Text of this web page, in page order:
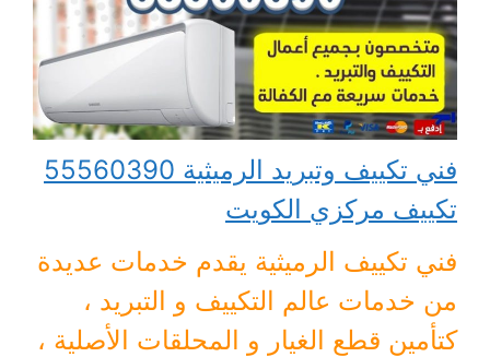
فني تكييف وتبريد الرميثية 55560390
تكييف مركزي الكويت
فني تكييف الرميثية يقدم خدمات عديدة
من خدمات عالم التكييف و التبريد ،
كتأمين قطع الغيار و المحلقات الأصلية ،